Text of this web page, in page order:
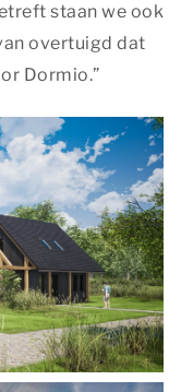
staan we ook
overtuigd dat
Dormio.”